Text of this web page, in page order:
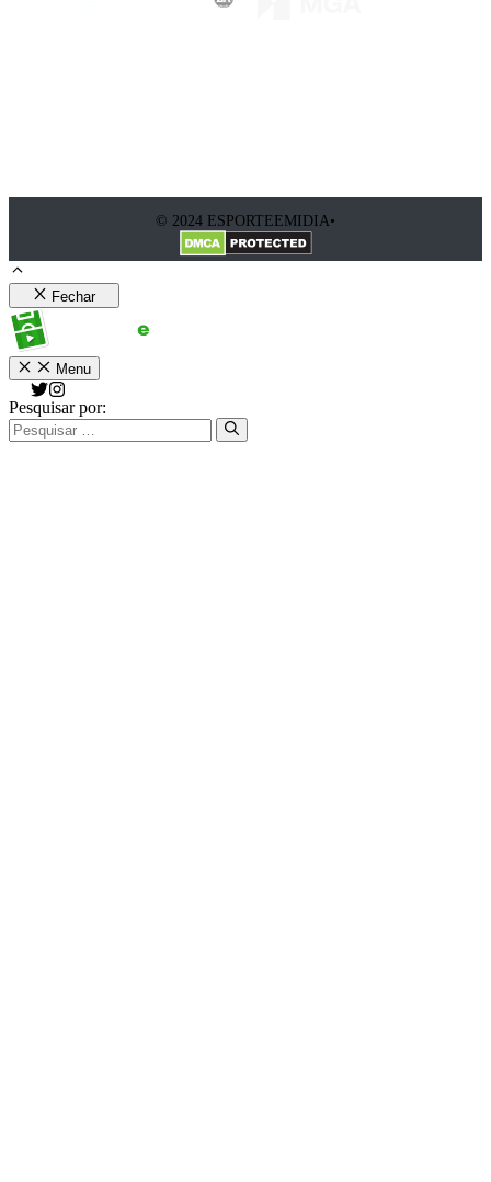
© 2024 ESPORTEEMIDIA•
Fechar
Menu
Pesquisar por: